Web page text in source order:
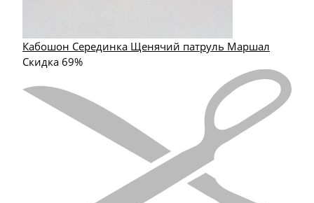
Кабошон Серединка Щенячий патруль Маршал
Скидка 69%